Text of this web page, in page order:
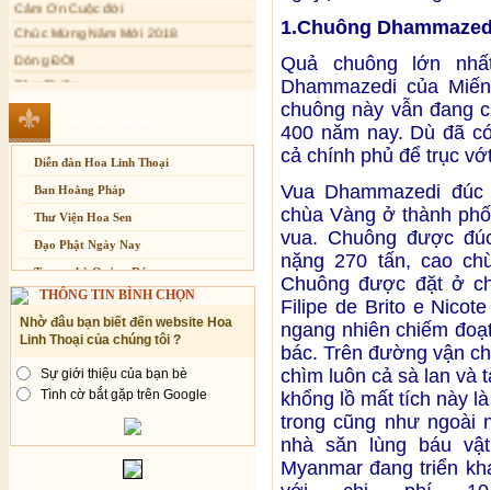
An Giang: Tịnh thất Quy Nguyên
phát quà từ thiện tại xã Cư Yang
Tịnh xá Ngọc Đăng khai giảng Thiền
dành cho Người bận rộn
Chúc Mừng Năm Mới 2018
Dòng ĐỜI
Tâm Thiền
Kính mừng Phật Đản
Anh không chết đâu em
Kiếp này
Diễn đàn Hoa Linh Thoại
Ban Hoằng Pháp
Thư Viện Hoa Sen
Đạo Phật Ngày Nay
Trang nhà Quảng Đức
Báo Giác Ngộ
Vesak 2014
THÔNG TIN BÌNH CHỌN
Nhờ đâu bạn biết đến website Hoa
Linh Thoại của chúng tôi ?
Sự giới thiệu của bạn bè
Tình cờ bắt gặp trên Google
1.Chuông
Quả chuông lớn
Dhammazedi của
chuông này vẫn đang
400 năm nay. Dù đã
cả chính phủ để trục
Vua Dhammazedi
chùa Vàng ở thành
vua. Chuông được
nặng 270 tấn, cao
Chuông được đặt ở
Filipe de Brito e
ngang nhiên chiếm
bác. Trên đường vận
chìm luôn cả sà lan và
khổng lồ mất tích này
trong cũng như ngoài
nhà săn lùng báu
Myanmar đang triển